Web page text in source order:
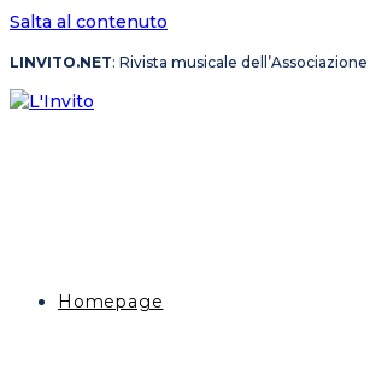
Salta al contenuto
LINVITO.NET: Rivista musicale dell’Associazione
Homepage